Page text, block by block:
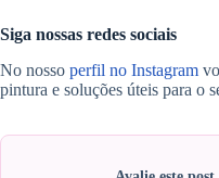
Siga nossas redes sociais
No nosso perfil no Instagram
pintura e soluções úteis para o